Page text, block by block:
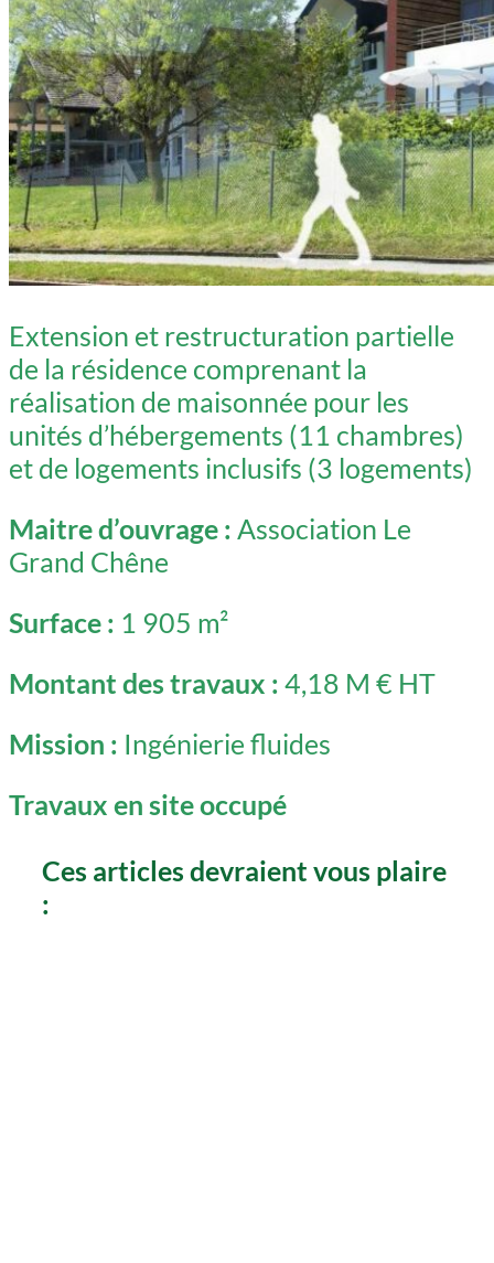
Extension et restructuration partielle
de la résidence comprenant la
réalisation de maisonnée pour les
unités d’hébergements (11 chambres)
et de logements inclusifs (3 logements)
Maitre d’ouvrage : Association Le
Grand Chêne
Surface : 1 905 m²
Montant des travaux : 4,18 M € HT
Mission : Ingénierie fluides
Travaux en site occupé
Ces articles devraient vous plaire
: